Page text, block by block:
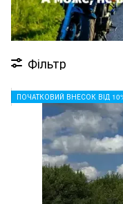
Фільтр
ПОЧАТКОВИЙ ВНЕСОК ВІД